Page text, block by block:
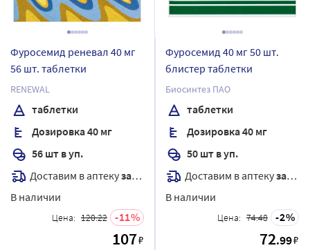
Фуросемид реневал 40 мг
56 шт. таблетки
RENEWAL
таблетки
Дозировка 40 мг
56 шт в уп.
Доставим в аптекузавтра
В наличии
Цена: 120.22 11
107₽
Фуросемид 40 мг 50 шт.
блистер таблетки
Биосинтез ПАО
таблетки
Дозировка 40 мг
50 шт в уп.
Доставим в аптекузавтра
В наличии
Цена: 74.48 2
72.99₽